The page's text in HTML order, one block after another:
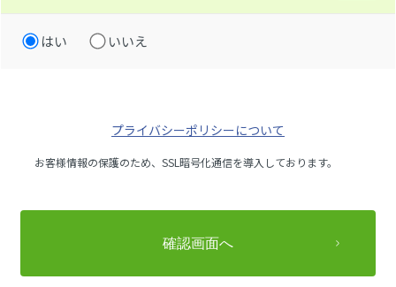
はい いいえ
プライバシーポリシーについて
お客様情報の保護のため、SSL暗号化通信を導入しております。